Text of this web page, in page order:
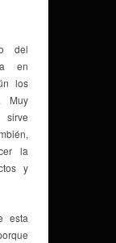
del
en
los
Muy
sirve
la
y
esta